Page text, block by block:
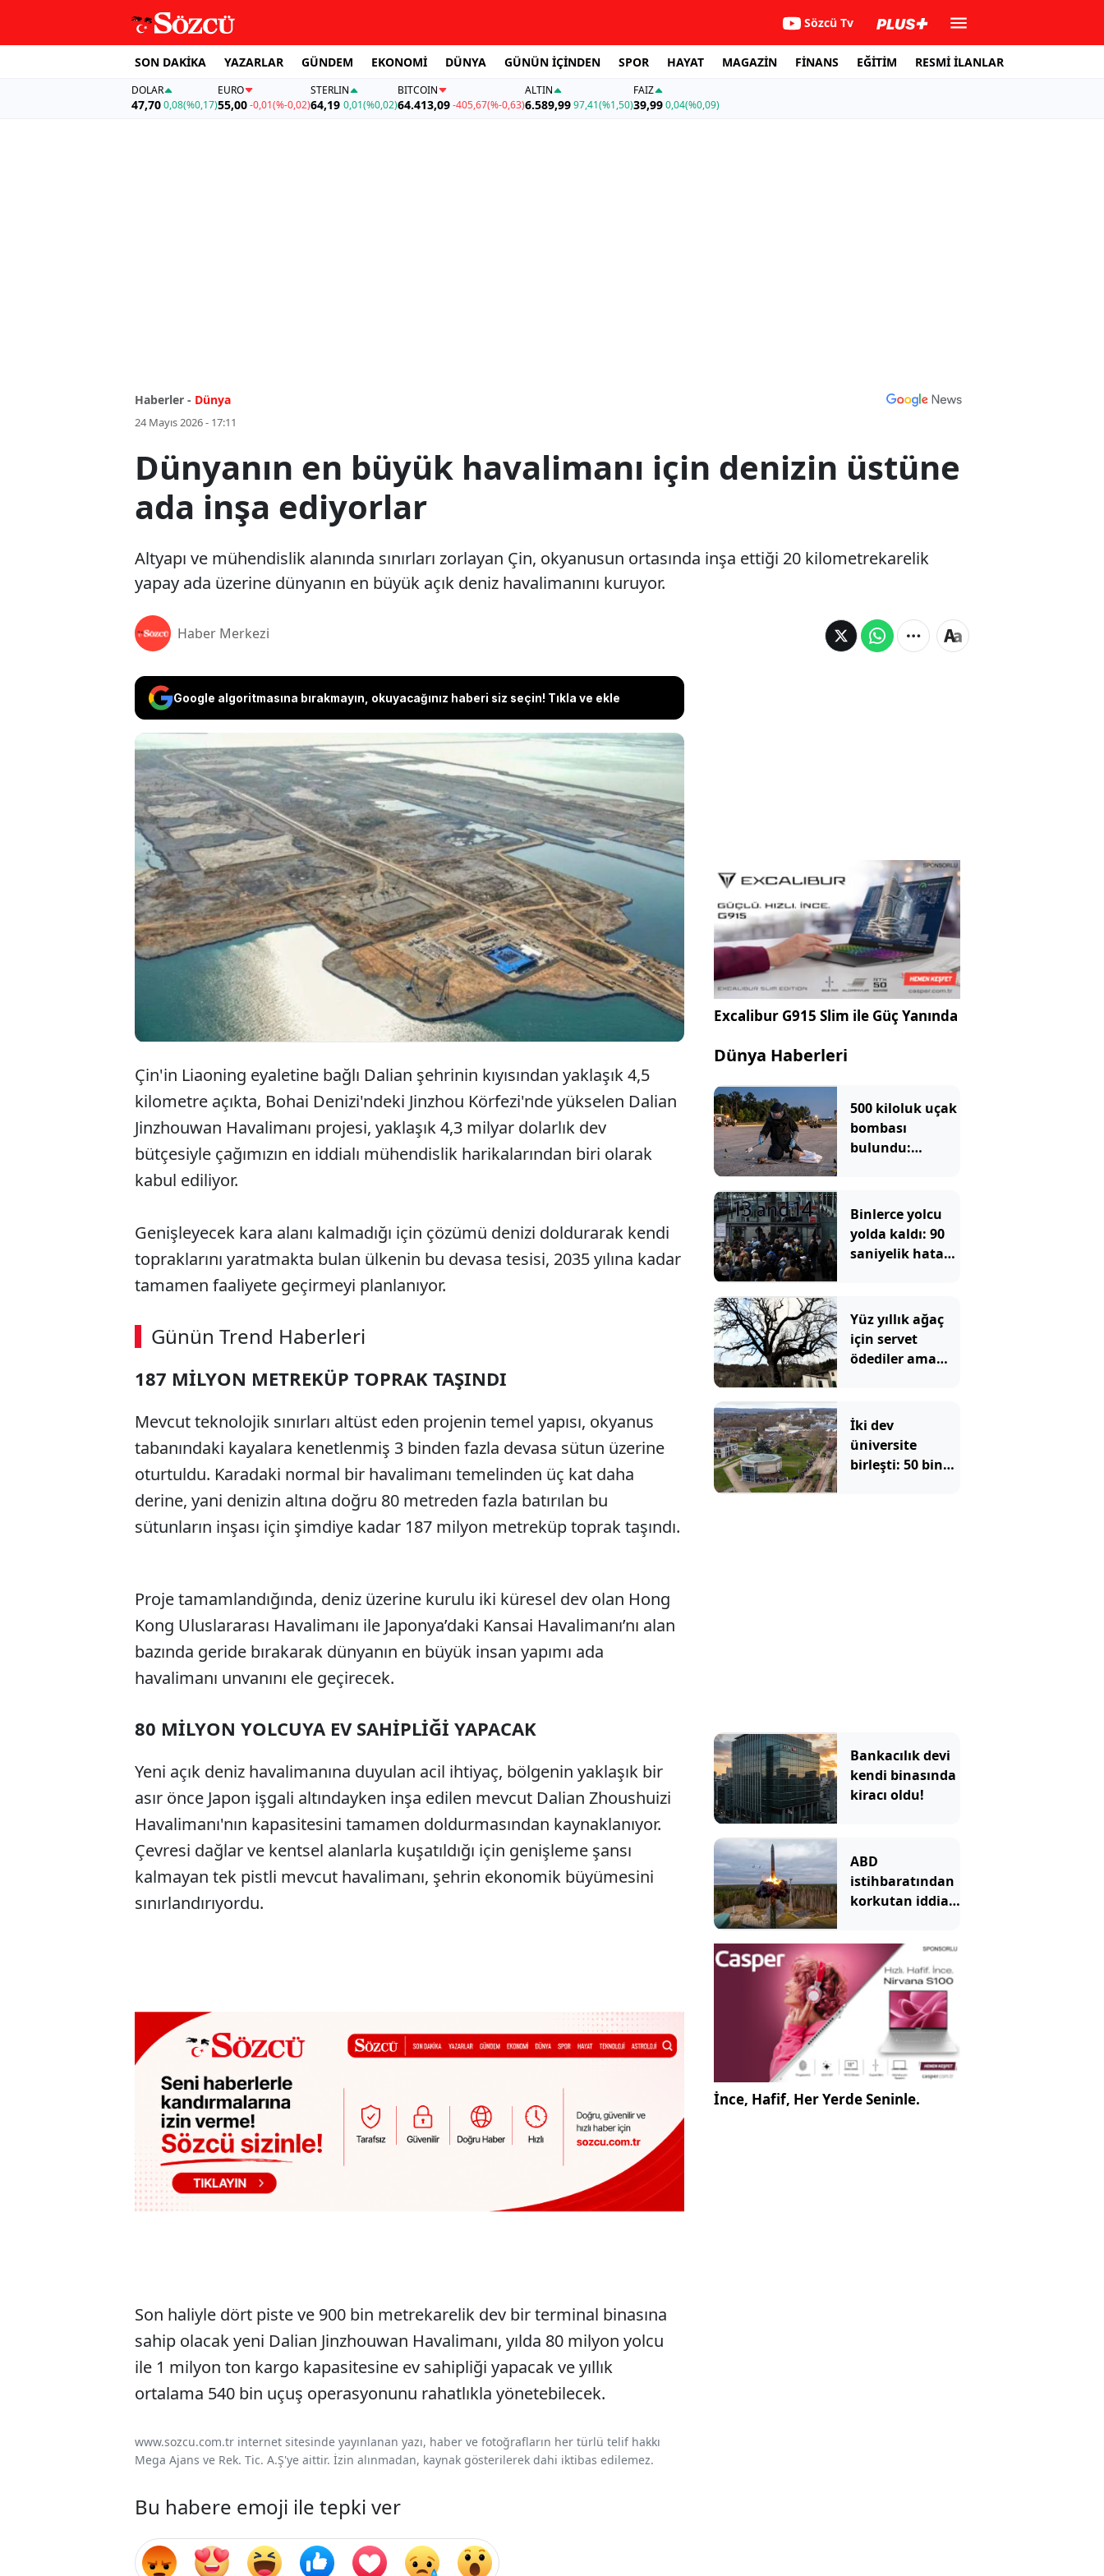
Sözcü Tv
SON DAKİKA YAZARLAR GÜNDEM EKONOMİ DÜNYA GÜNÜN İÇİNDEN SPOR HAYAT MAGAZİN FİNANS EĞİTİM RESMİ İLANLAR
DOLAR
47,700,08(%0,17)
EURO
55,00 -0,01(%-0,02)
STERLIN
64,19 0,01(%0,02)
BITCOIN
64.413,09-405,67(%-0,63)
ALTIN
6.589,9997,41(%1,50)
FAİZ
39,990,04(%0,09)
Haberler - Dünya
24 Mayıs 2026 - 17:11
Dünyanın en büyük havalimanı için denizin üstüne
ada inşa ediyorlar
Altyapı ve mühendislik alanında sınırları zorlayan Çin, okyanusun ortasında inşa ettiği 20 kilometrekarelik
yapay ada üzerine dünyanın en büyük açık deniz havalimanını kuruyor.
Haber Merkezi
Google algoritmasına bırakmayın, okuyacağınız haberi siz seçin! Tıkla ve ekle
Altyapı ve mühendislik alanında sınırları zorlayan Çin,
okyanusun ortasında inşa ettiği 20 kilometrekarelik yapay
ada üzerine dünyanın en büyük açık deniz havalimanını
kuruyor.
Çin'in Liaoning eyaletine bağlı Dalian şehrinin kıyısından yaklaşık 4,5
kilometre açıkta, Bohai Denizi'ndeki Jinzhou Körfezi'nde yükselen Dalian
Jinzhouwan Havalimanı projesi, yaklaşık 4,3 milyar dolarlık dev
bütçesiyle çağımızın en iddialı mühendislik harikalarından biri olarak
kabul ediliyor.
Genişleyecek kara alanı kalmadığı için çözümü denizi doldurarak kendi
topraklarını yaratmakta bulan ülkenin bu devasa tesisi, 2035 yılına kadar
tamamen faaliyete geçirmeyi planlanıyor.
Günün Trend Haberleri
187 MİLYON METREKÜP TOPRAK TAŞINDI
Mevcut teknolojik sınırları altüst eden projenin temel yapısı, okyanus
tabanındaki kayalara kenetlenmiş 3 binden fazla devasa sütun üzerine
oturtuldu. Karadaki normal bir havalimanı temelinden üç kat daha
derine, yani denizin altına doğru 80 metreden fazla batırılan bu
sütunların inşası için şimdiye kadar 187 milyon metreküp toprak taşındı.
Proje tamamlandığında, deniz üzerine kurulu iki küresel dev olan Hong
Kong Uluslararası Havalimanı ile Japonya’daki Kansai Havalimanı’nı alan
bazında geride bırakarak dünyanın en büyük insan yapımı ada
havalimanı unvanını ele geçirecek.
80 MİLYON YOLCUYA EV SAHİPLİĞİ YAPACAK
Yeni açık deniz havalimanına duyulan acil ihtiyaç, bölgenin yaklaşık bir
asır önce Japon işgali altındayken inşa edilen mevcut Dalian Zhoushuizi
Havalimanı'nın kapasitesini tamamen doldurmasından kaynaklanıyor.
Çevresi dağlar ve kentsel alanlarla kuşatıldığı için genişleme şansı
kalmayan tek pistli mevcut havalimanı, şehrin ekonomik büyümesini
sınırlandırıyordu.
Son haliyle dört piste ve 900 bin metrekarelik dev bir terminal binasına
sahip olacak yeni Dalian Jinzhouwan Havalimanı, yılda 80 milyon yolcu
ile 1 milyon ton kargo kapasitesine ev sahipliği yapacak ve yıllık
ortalama 540 bin uçuş operasyonunu rahatlıkla yönetebilecek.
www.sozcu.com.tr internet sitesinde yayınlanan yazı, haber ve fotoğrafların her türlü telif hakkı
Mega Ajans ve Rek. Tic. A.Ş'ye aittir. İzin alınmadan, kaynak gösterilerek dahi iktibas edilemez.
Bu habere emoji ile tepki ver
Excalibur G915 Slim ile Güç Yanında
Dünya Haberleri
500 kiloluk uçak
bombası
bulundu:
başladı
Binlerce yolcu
yolda kaldı: 90
saniyelik hata
Yüz yıllık ağaç
için servet
ödediler ama
kaldılar
İki dev
üniversite
birleşti: 50 bin
Bankacılık devi
kendi binasında
kiracı oldu!
ABD
istihbaratından
korkutan iddia:
Avrupa kentine
saldırmayı
deneyecek
İnce, Hafif, Her Yerde Seninle.